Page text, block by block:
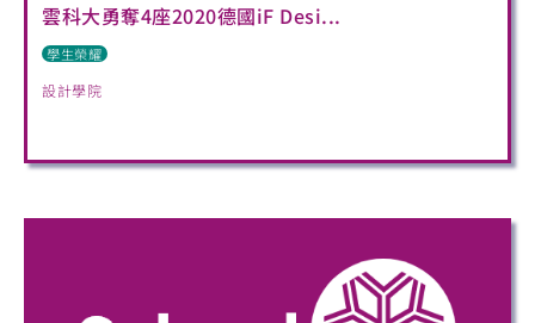
雲科大勇奪4座2020德國iF Desi...
學生榮耀
設計學院